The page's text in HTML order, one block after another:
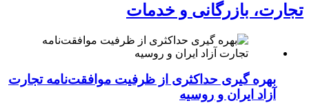
تجارت، بازرگانی و خدمات
بهره گیری حداکثری از ظرفیت موافقت‌نامه تجارت
آزاد ایران و روسیه